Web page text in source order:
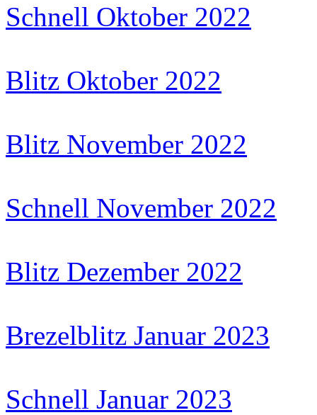
Schnell Oktober 2022
Blitz Oktober 2022
Blitz November 2022
Schnell November 2022
Blitz Dezember 2022
Brezelblitz Januar 2023
Schnell Januar 2023